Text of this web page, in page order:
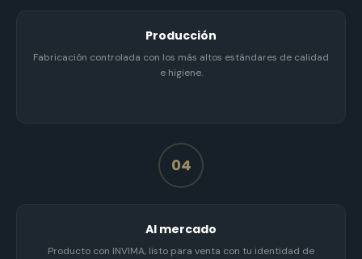
Producción
Fabricación controlada con los más altos estándares de calidad
e higiene.
04
Al mercado
Producto con INVIMA, listo para venta con tu identidad de